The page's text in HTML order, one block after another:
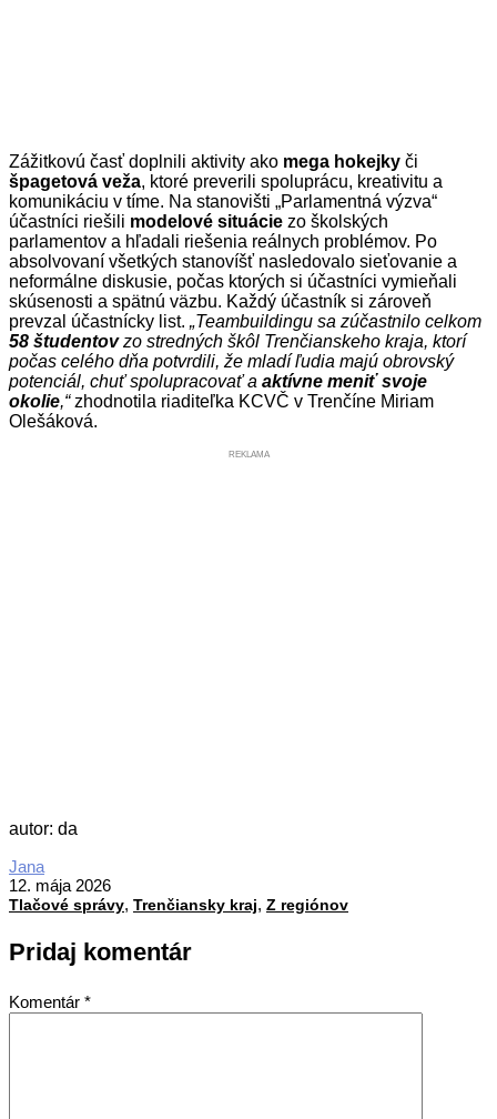
Zážitkovú časť doplnili aktivity ako mega hokejky či
špagetová veža, ktoré preverili spoluprácu, kreativitu a
komunikáciu v tíme. Na stanovišti „Parlamentná výzva“
účastníci riešili modelové situácie zo školských
parlamentov a hľadali riešenia reálnych problémov. Po
absolvovaní všetkých stanovíšť nasledovalo sieťovanie a
neformálne diskusie, počas ktorých si účastníci vymieňali
skúsenosti a spätnú väzbu. Každý účastník si zároveň
prevzal účastnícky list. „Teambuildingu sa zúčastnilo celkom
58 študentovzo stredných škôl Trenčianskeho kraja, ktorí
počas celého dňa potvrdili, že mladí ľudia majú obrovský
potenciál, chuť spolupracovať a aktívne meniť svoje
okolie,“zhodnotila riaditeľka KCVČ v Trenčíne Miriam
Olešáková.
REKLAMA
autor: da
2026-
05-
12
Jana
12. mája 2026
Tlačové správy, Trenčiansky kraj, Z regiónov
Pridaj komentár
Komentár *